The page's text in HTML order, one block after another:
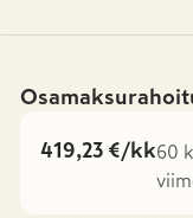
419,23 €/kk60